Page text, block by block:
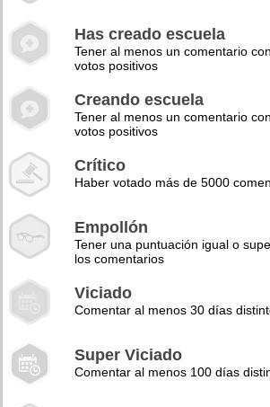
Has creado escuela
Tener al menos un comentario
votos positivos
Creando escuela
Tener al menos un comentario
votos positivos
Crítico
Haber votado más de 5000
Empollón
Tener una puntuación igual o
los comentarios
Viciado
Comentar al menos 30 días
Super Viciado
Comentar al menos 100 días